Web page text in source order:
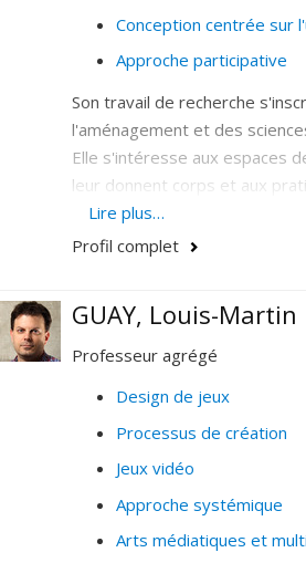
Conception centrée sur
Approche participative
Son travail de recherche
l'aménagement et des
Elle s'intéresse aux espaces
leur donnent corps et aux
constructives dans une
écologique et
politiques et vise à les
fondamentale et la recherche
qualités sensorielles,
matériaux utilisés. Par une
s'engage dans la promotion
environnements bâtis par une
Lire plus…
Profil complet
GUAY, Louis-Martin
Professeur agrégé
Design de jeux
Processus de création
Jeux vidéo
Approche systémique
Arts médiatiques et